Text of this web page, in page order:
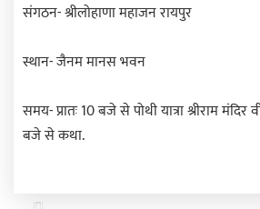
संगठन- श्रीलोहाणा महाजन रायपुर
स्थान- जैनम मानस भवन
समय- प्रातः 10 बजे से पोथी यात्रा श्रीराम
बजे से कथा.